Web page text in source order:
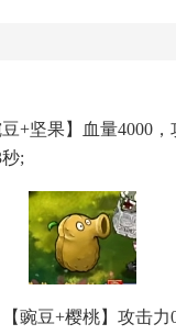
+坚果】血量4000
;
豌豆+樱桃】攻击力